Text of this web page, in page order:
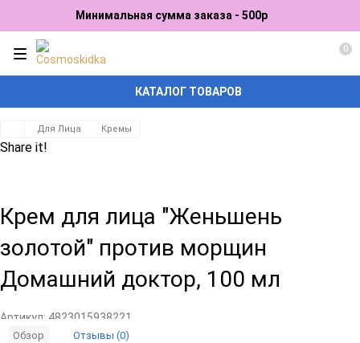
Минимальная сумма заказа - 500р
КАТАЛОГ ТОВАРОВ
0
Для Лица Кремы
Share it!
Крем для лица "Женьшень
золотой" против морщин
Домашний доктор, 100 мл
Артикул: 4823015938221
Обзор Отзывы (0)